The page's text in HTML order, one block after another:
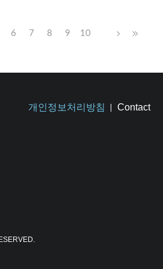
6 7 8 9 10
개인정보처리방침 Contact